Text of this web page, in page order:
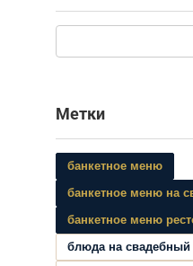
Метки
банкетное меню
банкетное меню на
банкетное меню
блюда на свадебный